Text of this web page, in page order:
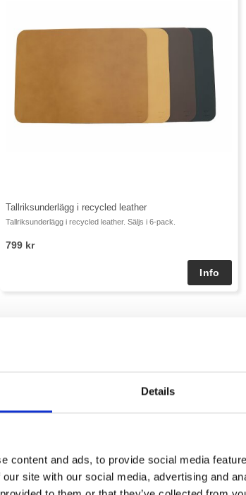
Details
content and ads, to provide social media
site with our social media, advertising and
Tallriksunderlägg i recycled leather
Tallriksunderlägg i recycled leather. Säljs i 6-pack.
799 kr